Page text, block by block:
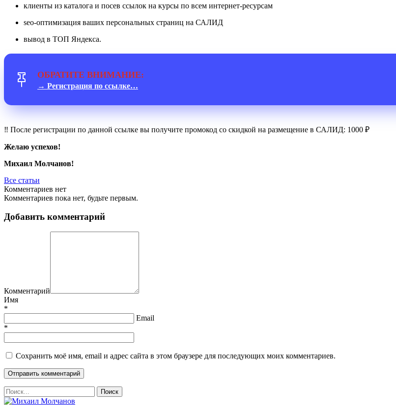
клиенты из каталога и посев ссылок на курсы по всем интернет-ресурсам
seo-оптимизация ваших персональных страниц на САЛИД
вывод в ТОП Яндекса.
ОБРАТИТЕ ВНИМАНИЕ:
→ Регистрация по ссылке…
‼️ После регистрации по данной ссылке вы получите промокод со скидкой на размещение в САЛИД: 1000 ₽
Желаю успехов!
Михаил Молчанов!
Все статьи
Комментариев нет
Комментариев пока нет, будьте первым.
Добавить комментарий
Комментарий
Имя
*
Email
*
Сохранить моё имя, email и адрес сайта в этом браузере для последующих моих комментариев.